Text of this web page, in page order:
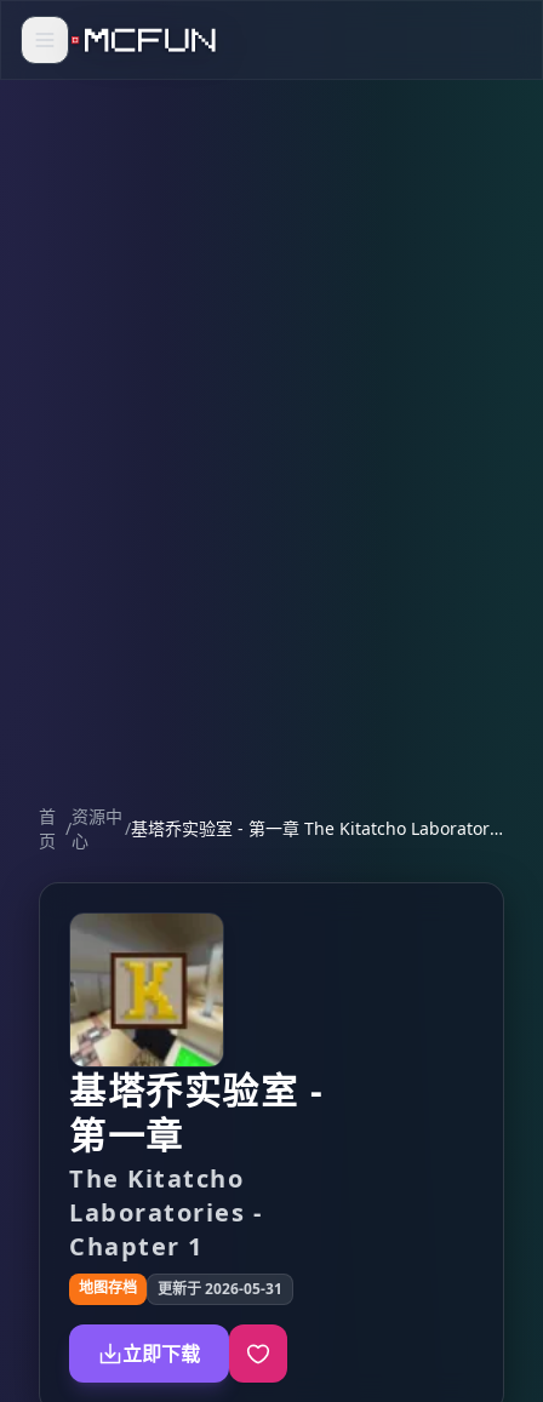
首
页
/
资源中
心
/ 基塔乔实验室 - 第一章 The Kitatcho Laboratories - Chapter 1
基塔乔实验室 -
第一章
The Kitatcho
Laboratories -
Chapter 1
地图存档 更新于 2026-05-31
立即下载